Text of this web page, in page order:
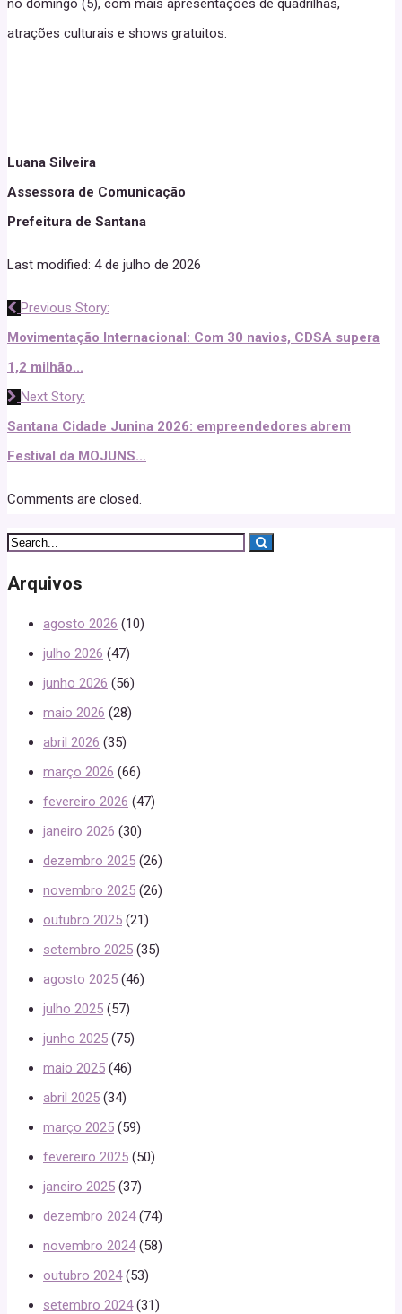
no domingo (5), com mais apresentações de quadrilhas,
atrações culturais e shows gratuitos.
Luana Silveira
Assessora de Comunicação
Prefeitura de Santana
Last modified: 4 de julho de 2026
Previous Story:
Movimentação Internacional: Com 30 navios, CDSA supera
1,2 milhão...
Next Story:
Santana Cidade Junina 2026: empreendedores abrem
Festival da MOJUNS...
Comments are closed.
Arquivos
agosto 2026 (10)
julho 2026 (47)
junho 2026 (56)
maio 2026 (28)
abril 2026 (35)
março 2026 (66)
fevereiro 2026 (47)
janeiro 2026 (30)
dezembro 2025 (26)
novembro 2025 (26)
outubro 2025 (21)
setembro 2025 (35)
agosto 2025 (46)
julho 2025 (57)
junho 2025 (75)
maio 2025 (46)
abril 2025 (34)
março 2025 (59)
fevereiro 2025 (50)
janeiro 2025 (37)
dezembro 2024(74)
novembro 2024(58)
outubro 2024(53)
setembro 2024(31)